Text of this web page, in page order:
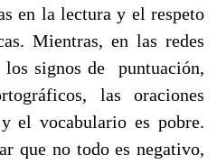
en la lectura y el respeto
Mientras, en las redes
los signos de puntuación,
las oraciones
el vocabulario es pobre.
que no todo es negativo,